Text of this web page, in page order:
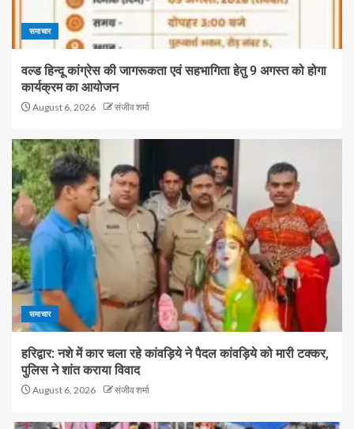
समाचार
वल्ड हिन्दू कांग्रेस की जागरूकता एवं सहभागिता हेतु 9 अगस्त को होगा
कार्यक्रम का आयोजन
August 6, 2026 संजीव शर्मा
समाचार
हरिद्वार: नशे में कार चला रहे कांवड़िये ने पैदल कांवड़िये को मारी टक्कर,
पुलिस ने शांत कराया विवाद
August 6, 2026 संजीव शर्मा